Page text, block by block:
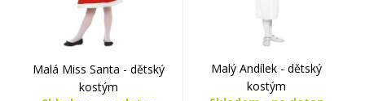
Malá Miss Santa - dětský
kostým
Malý Andílek - dětský
kostým